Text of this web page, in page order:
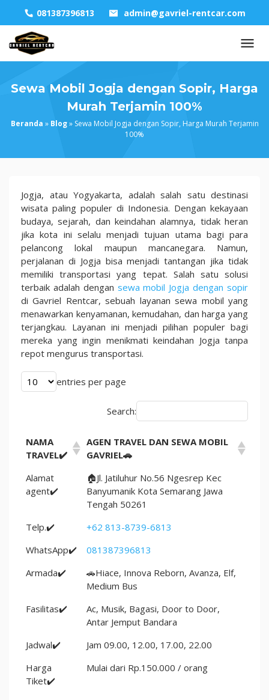
content
081387396813 admin@gavriel-rentcar.com
Sewa Mobil Jogja dengan Sopir, Harga
Murah Terjamin 100%
Beranda » Blog» Sewa Mobil Jogja dengan Sopir, Harga Murah Terjamin
100%
Sewa
Mobil
Jogja
dengan
Sopir,
Harga
Murah
Terjamin
100%
Jogja, atau Yogyakarta, adalah salah satu destinasi
wisata paling populer di Indonesia. Dengan kekayaan
budaya, sejarah, dan keindahan alamnya, tidak heran
jika kota ini selalu menjadi tujuan utama bagi para
pelancong lokal maupun mancanegara. Namun,
perjalanan di Jogja bisa menjadi tantangan jika tidak
memiliki transportasi yang tepat. Salah satu solusi
terbaik adalah dengan sewa mobil Jogja dengan sopir
di Gavriel Rentcar, sebuah layanan sewa mobil yang
menawarkan kenyamanan, kemudahan, dan harga yang
terjangkau. Layanan ini menjadi pilihan populer bagi
mereka yang ingin menikmati keindahan Jogja tanpa
repot mengurus transportasi.
entries per page
Search:
NAMA
TRAVEL✔️
AGEN TRAVEL DAN SEWA MOBIL
GAVRIEL🚗
Alamat
agent✔️
🏠Jl. Jatiluhur No.56 Ngesrep Kec
Banyumanik Kota Semarang Jawa
Tengah 50261
Telp.✔️
+62 813-8739-6813
WhatsApp✔️
081387396813
Armada✔️
🚗Hiace, Innova Reborn, Avanza, Elf,
Medium Bus
Fasilitas✔️
Ac, Musik, Bagasi, Door to Door,
Antar Jemput Bandara
Jadwal✔️
Jam 09.00, 12.00, 17.00, 22.00
Harga
Tiket✔️
Mulai dari Rp.150.000 / orang